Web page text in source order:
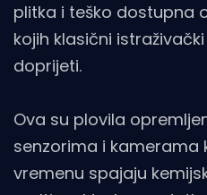
plitka i teško dostupna
kojih klasični
doprijeti.
Ova su plovila
senzorima i kamerama
vremenu spajaju